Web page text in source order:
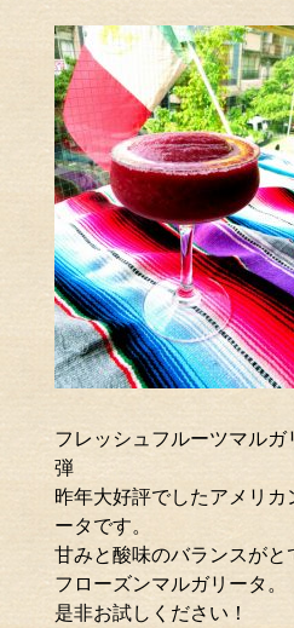
フレッシュフルーツマル
弾
昨年大好評でしたアメリカ
ータです。
甘みと酸味のバランスが
フローズンマルガリータ。
是非お試しください！